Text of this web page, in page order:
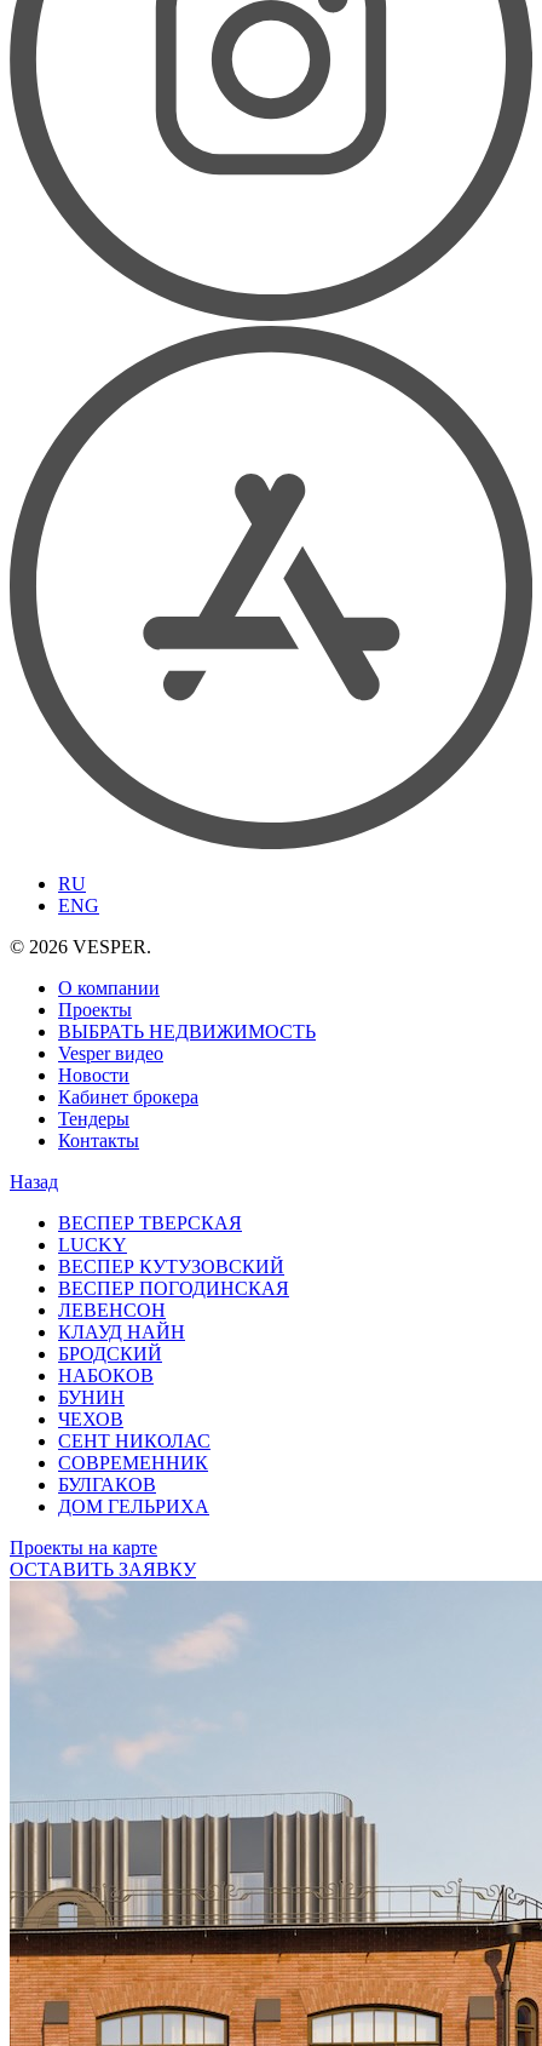
RU
ENG
© 2026 VESPER.
О компании
Проекты
ВЫБРАТЬ НЕДВИЖИМОСТЬ
Vesper видео
Новости
Кабинет брокера
Тендеры
Контакты
Назад
ВЕСПЕР ТВЕРСКАЯ
LUCKY
ВЕСПЕР КУТУЗОВСКИЙ
ВЕСПЕР ПОГОДИНСКАЯ
ЛЕВЕНСОН
КЛАУД НАЙН
БРОДСКИЙ
НАБОКОВ
БУНИН
ЧЕХОВ
СЕНТ НИКОЛАС
СОВРЕМЕННИК
БУЛГАКОВ
ДОМ ГЕЛЬРИХА
Проекты на карте
ОСТАВИТЬ ЗАЯВКУ